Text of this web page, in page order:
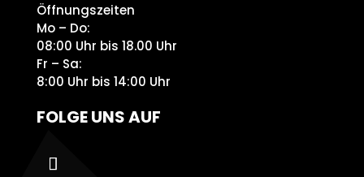
Öffnungszeiten
Mo – Do:
08:00 Uhr bis 18.00 Uhr
Fr – Sa:
8:00 Uhr bis 14:00 Uhr
FOLGE UNS AUF